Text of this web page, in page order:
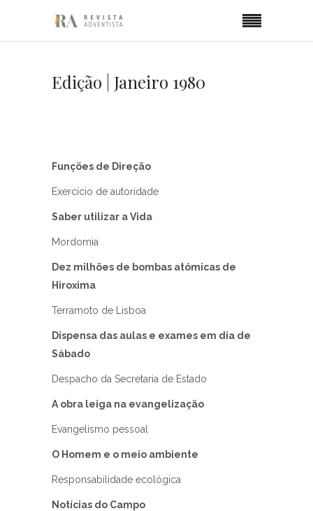
Edição | Janeiro 1980
Funções de Direção
Exercício de autoridade
Saber utilizar a Vida
Mordomia
Dez milhões de bombas atómicas de
Hiroxima
Terramoto de Lisboa
Dispensa das aulas e exames em dia de
Sábado
Despacho da Secretaria de Estado
A obra leiga na evangelização
Evangelismo pessoal
O Homem e o meio ambiente
Responsabilidade ecológica
Notícias do Campo